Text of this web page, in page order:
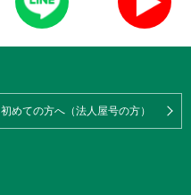
初めての方へ（法人屋号の方）